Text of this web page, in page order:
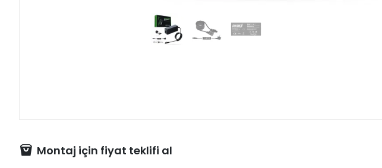
Montaj için fiyat teklifi al